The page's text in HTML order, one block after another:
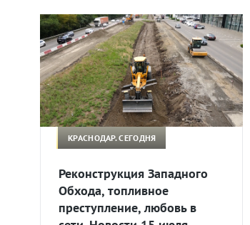
КРАСНОДАР. СЕГОДНЯ
Реконструкция Западного
Обхода, топливное
преступление, любовь в